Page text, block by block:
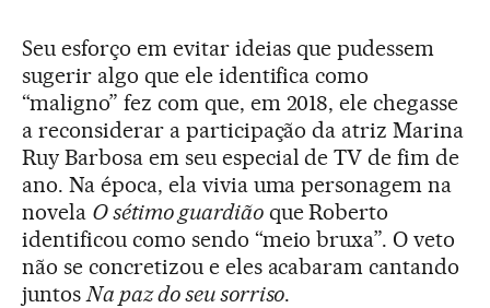
Seu esforço em evitar ideias que pudessem
sugerir algo que ele identifica como
“maligno” fez com que, em 2018, ele chegasse
a reconsiderar a participação da atriz Marina
Ruy Barbosa em seu especial de TV de fim de
ano. Na época, ela vivia uma personagem na
novela O sétimo guardiãoque Roberto
identificou como sendo “meio bruxa”. O veto
não se concretizou e eles acabaram cantando
juntos Na paz do seu sorriso.